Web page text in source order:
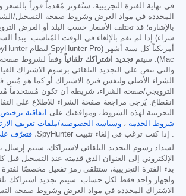
في نهاية الفترة التجريبية، ستُفوتر مُقدماً فوراً بالسعر
المحددة في مواد العرض وشروط صفحة التسجيل/
بالإشارة؛ قد تختلف الأسعار حسب البلد أو العرض
شراء) إذا لم تقم بالإلغاء في الوقت المُناسب. يبدأ
Mac). سيتم
تجديد اشتراكك تلقائياً وفقاً لشروط صفحة
والتي تنص على التجديد التلقائي برسوم الاشتراك
الشراء الأصلي ولنفس فترة الاشتراك أو كما هو
الترويجي/صفحة الشراء، شريطة أن تكون مُستخدماً
انقطاع. يُرجى مراجعة صفحة الشراء للاطلاع على
التجريبية لهذه الشروط، وموافقتك على
اتفاقية
شروط الخدمة ، وسياسة الخصوصية/ملفات تعريف
. إذا كنت ترغب في إلغاء تثبيت SpyHunter،
فتعرّف
لسداد رسوم التجديد التلقائي لاشتراكك، سيتم إرسال
الإلكتروني إلى العنوان الذي قدمته عند التسجيل
بدء الفترة التجريبية، ستتلقى رمز تفعيل مخصصًا
ولجهاز واحد فقط لكل حساب. سيتم تجديد اشتراكك
الاشتراك المحددة في مواد العرض وشروط صفحة